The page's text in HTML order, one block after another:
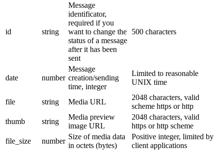
id string
Message
identificator,
required if you
want to change the
status of a message
after it has been
sent
500 characters
date number
Message
creation/sending
time, integer
Limited to reasonable
UNIX time
file string Media URL
2048 characters, valid
scheme https or http
thumb
string
Media preview
image URL
2048 characters, valid
https or http scheme
file_size
number
Size of media data
in octets (bytes)
Positive integer, limited by
client applications